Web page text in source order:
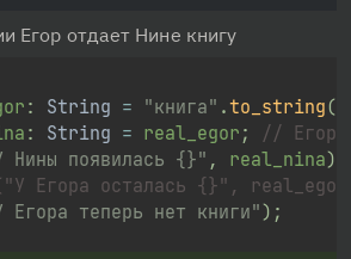
Егор отдает Нине книгу
: String = "книга" .to_string(
: String = real_egor ;
// Егор
Нины появилась {}" , real_nina)
осталась {}", real_egor);
Егора теперь нет книги") ;